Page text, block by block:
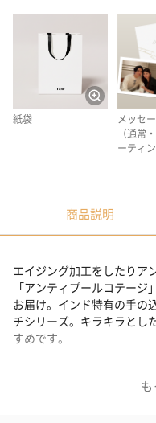
紙袋
メッセ
（通常
ーティン
商品説明
も
エイジング加工をしたりア
「アンティプールコテー
お届け。インド特有の手の
チシリーズ。キラキラとし
すめです。
インド特有の手の込ん